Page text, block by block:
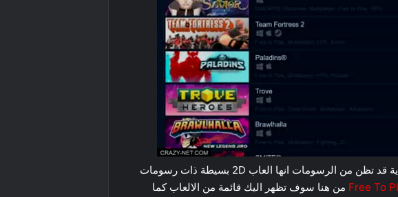
يوجد فيه قسم خاص بـ الالعاب المجانية و لكن فى البداية قد تظن من الرسومات انها العاب 2D بسيطة ذات رسومات
Free To من هنا سوف تظهر اليك قائمة من الالعاب كما